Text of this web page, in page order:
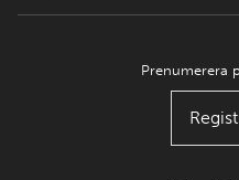
Prenumerera